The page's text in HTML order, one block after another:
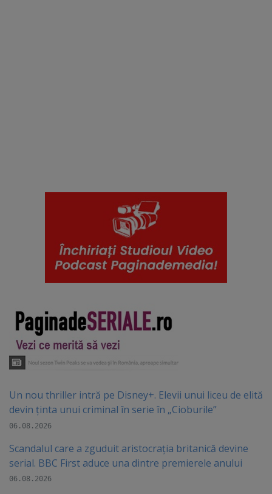
Un nou thriller intră pe Disney+. Elevii unui liceu de elită
devin ținta unui criminal în serie în „Cioburile”
06.08.2026
Scandalul care a zguduit aristocrația britanică devine
serial. BBC First aduce una dintre premierele anului
06.08.2026